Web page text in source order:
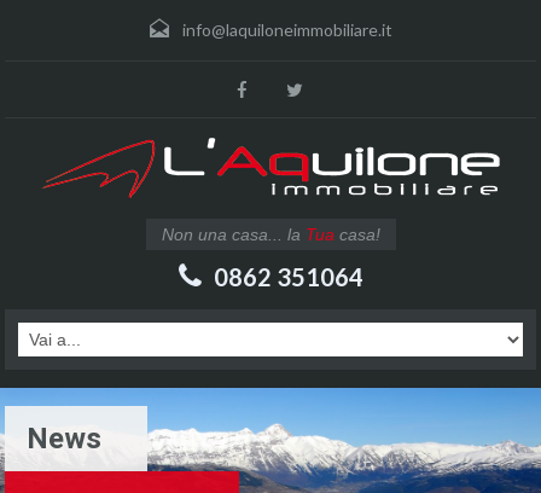
info@laquiloneimmobiliare.it
Non una casa... la Tua casa!
0862 351064
News